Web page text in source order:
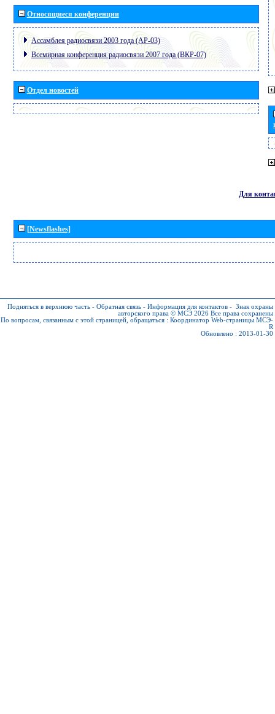
Относящиеся конференции
Ассамблея радиосвязи 2003 года (АР-03)
Всемирная конференция радиосвязи 2007 года (ВКР-07)
Отдел новостей
Для
[Newsflashes]
Подняться в верхнюю часть - Обратная связь - Информация для контактов - Знак охраны
авторского права © МСЭ 2026 Все права сохранены
По вопросам, связанным с этой страницей, обращаться : Координатор Web-страницы МСЭ-
R
Обновлено : 2013-01-30